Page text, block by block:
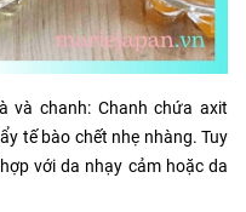
chanh: Chanh chứa axit
tế bào chết nhẹ nhàng. Tuy
với da nhạy cảm hoặc da